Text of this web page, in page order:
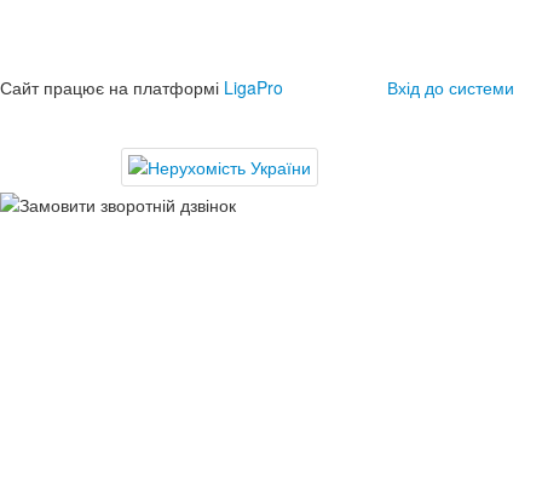
Сайт працює на платформі LigaPro Вхід до системи